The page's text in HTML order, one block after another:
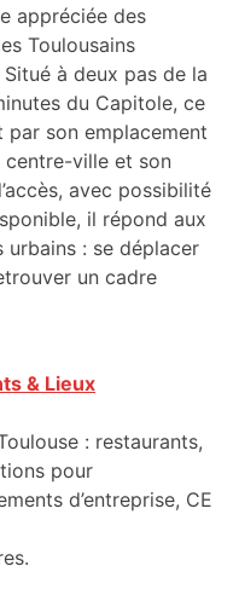
appréciée des
Toulousains
à deux pas de la
du Capitole, ce
par son emplacement
centre-ville et son
avec possibilité
il répond aux
urbains : se déplacer
un cadre
& Lieux
: restaurants,
pour
d’entreprise, CE